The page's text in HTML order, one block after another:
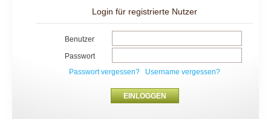
Login für registrierte Nutzer
Benutzer
Passwort
Passwort vergessen?
Username vergessen?